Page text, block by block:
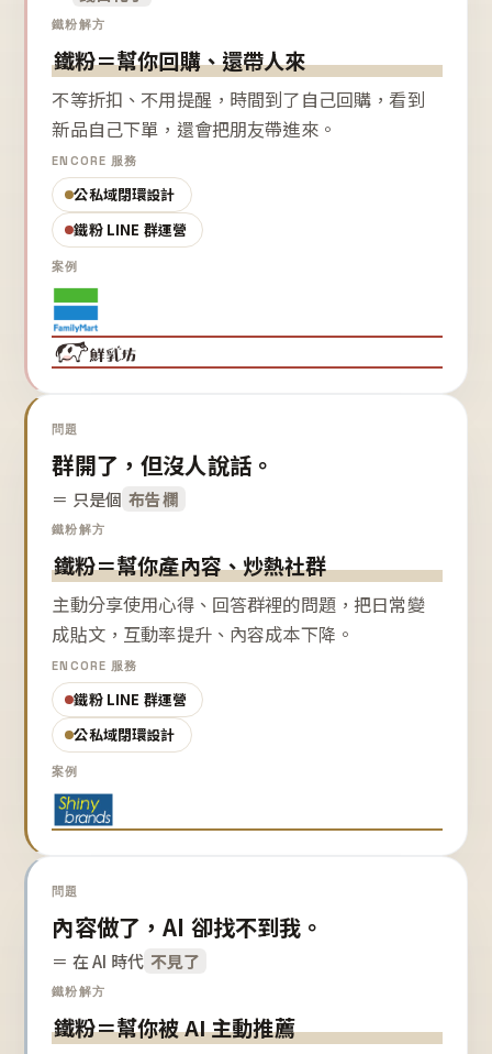
鐵粉解方
鐵粉＝幫你回購、還帶人來
不等折扣、不用提醒，時間到了自己回購，看到
新品自己下單，還會把朋友帶進來。
ENCORE 服務
公私域閉環設計
鐵粉 LINE 群運營
案例
問題
群開了，但沒人說話。
＝ 只是個 布告欄
鐵粉解方
鐵粉＝幫你產內容、炒熱社群
主動分享使用心得、回答群裡的問題，把日常變
成貼文，互動率提升、內容成本下降。
ENCORE 服務
鐵粉 LINE 群運營
公私域閉環設計
案例
問題
內容做了，AI 卻找不到我。
＝ 在 AI 時代 不見了
鐵粉解方
鐵粉＝幫你被 AI 主動推薦